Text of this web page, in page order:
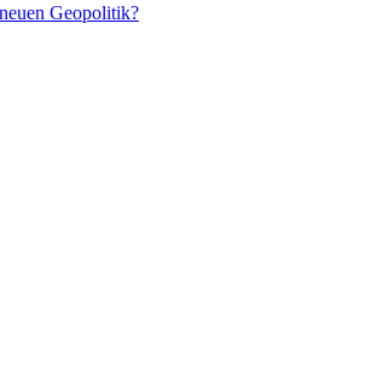
Geopolitik?